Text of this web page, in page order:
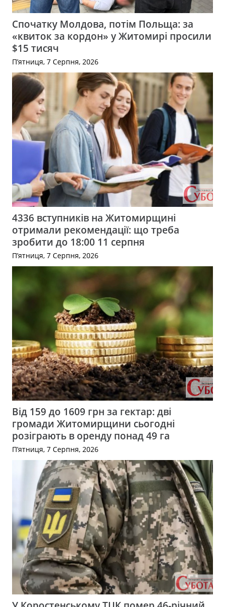
Спочатку Молдова, потім Польща: за
«квиток за кордон» у Житомирі просили
$15 тисяч
П’ятниця, 7 Серпня, 2026
4336 вступників на Житомирщині
отримали рекомендації: що треба
зробити до 18:00 11 серпня
П’ятниця, 7 Серпня, 2026
Від 159 до 1609 грн за гектар: дві
громади Житомирщини сьогодні
розіграють в оренду понад 49 га
П’ятниця, 7 Серпня, 2026